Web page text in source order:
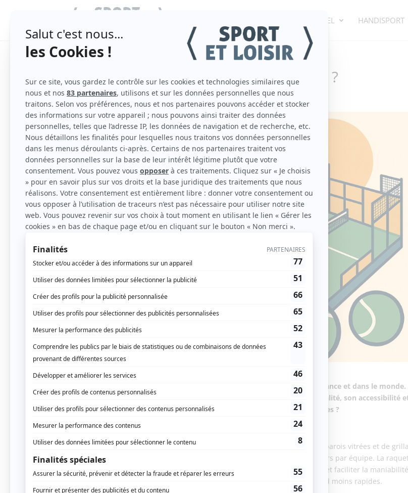
SPORT INDIVIDUEL HANDISPORT
Qu’est-ce que le padel et d’où vient-il ?
paradmin|Juil 9, 2025|Le padel
Le padel est un sport de raquette qui connaît un essor spectaculaire en France et dans le
comme un croisement entre le tennis et le squash, il séduit par sa convivialité, son accessibilité
ludique. Mais qu’est-ce exactement que le padel, et quelles sont ses origines ?
Une définition claire du padel
Le padel se joue sur un terrain plus petit qu’un court de tennis, entouré de parois vitrées et de
partie intégrante du jeu. Le format classique est en double, avec deux joueurs par équipe. La
pleine, sans cordage, souvent percée de petits trous pour alléger son poids et faciliter la
similaires à celles du tennis mais légèrement dépressurisées, ce qui les rend moins rapides.